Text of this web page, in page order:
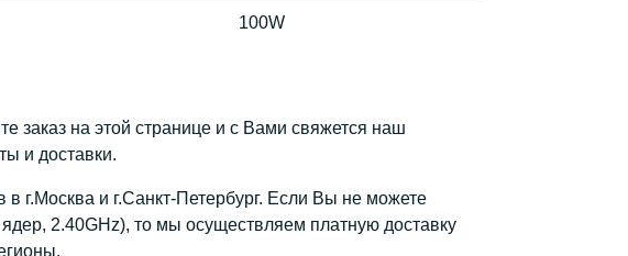
100W
заказ на этой странице и с Вами свяжется наш
и доставки.
г.Москва и г.Санкт-Петербург. Если Вы не можете
2.40GHz), то мы осуществляем платную доставку